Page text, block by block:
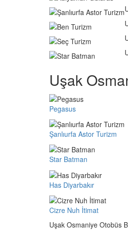
Uşak
Pegasus
Şanlıurfa Astor Turizm
Star Batman
Has Diyarbakır
Cizre Nuh İtimat
Uşak Osmaniye Otobüs